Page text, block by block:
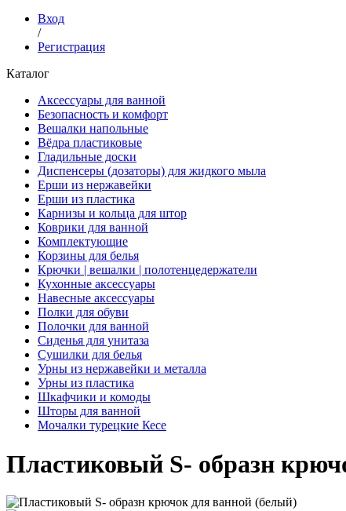
Вход
/
Регистрация
Каталог
Аксессуары для ванной
Безопасность и комфорт
Вешалки напольные
Вёдра пластиковые
Гладильные доски
Диспенсеры (дозаторы) для жидкого мыла
Ерши из нержавейки
Ерши из пластика
Карнизы и кольца для штор
Коврики для ванной
Комплектующие
Корзины для белья
Крючки | вешалки | полотенцедержатели
Кухонные аксессуары
Навесные аксессуары
Полки для обуви
Полочки для ванной
Сиденья для унитаза
Сушилки для белья
Урны из нержавейки и металла
Урны из пластика
Шкафчики и комоды
Шторы для ванной
Мочалки турецкие Кесе
Пластиковый S- образн